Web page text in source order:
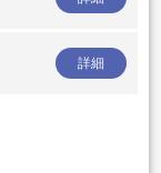
詳細